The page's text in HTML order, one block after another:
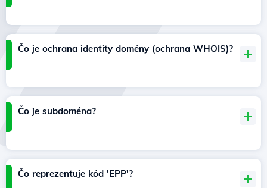
Čo je ochrana identity domény (ochrana WHOIS)?
Čo je subdoména?
Čo reprezentuje kód 'EPP'?